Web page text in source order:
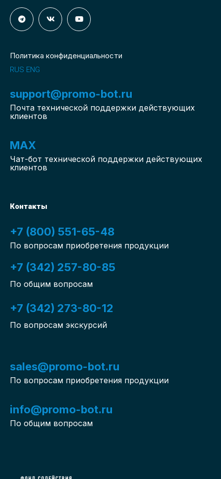
Политика конфиденциальности
RUS ENG
support@promo-bot.ru
Почта технической поддержки действующих
клиентов
MAX
Чат-бот технической поддержки действующих
клиентов
Контакты
+7 (800) 551-65-48
По вопросам приобретения продукции
+7 (342) 257-80-85
По общим вопросам
+7 (342) 273-80-12
По вопросам экскурсий
sales@promo-bot.ru
По вопросам приобретения продукции
info@promo-bot.ru
По общим вопросам